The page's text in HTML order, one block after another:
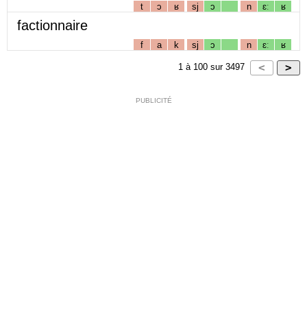
t ɔ ʁ sj ɔ n ɛː ʁ
factionnaire
f a k sj ɔ n ɛː ʁ
1 à 100 sur 3497
PUBLICITÉ